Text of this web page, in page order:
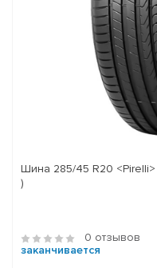
Шина 285/45 R20 <Pirelli>
)
0 отзывов
заканчивается